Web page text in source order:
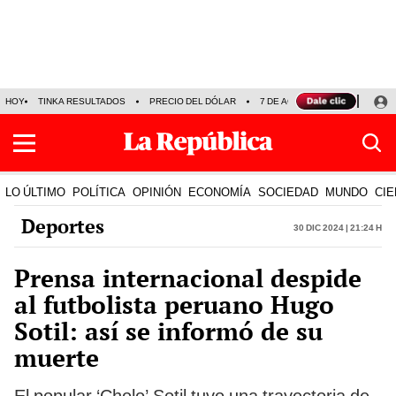
HOY TINKA RESULTADOS PRECIO DEL DÓLAR 7 DE AGOSTO OLLANTA
LO ÚLTIMO POLÍTICA OPINIÓN ECONOMÍA SOCIEDAD MUNDO
Deportes 30 Dic 2024 | 21:24 h
Prensa internacional despide
al futbolista peruano Hugo
Sotil: así se informó de su
muerte